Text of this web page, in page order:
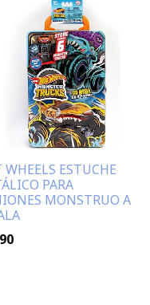
WHEELS ESTUCHE
PARA
MONSTRUO A